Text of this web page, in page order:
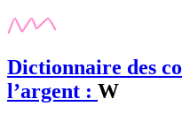
Dictionnaire des
l’argent : W